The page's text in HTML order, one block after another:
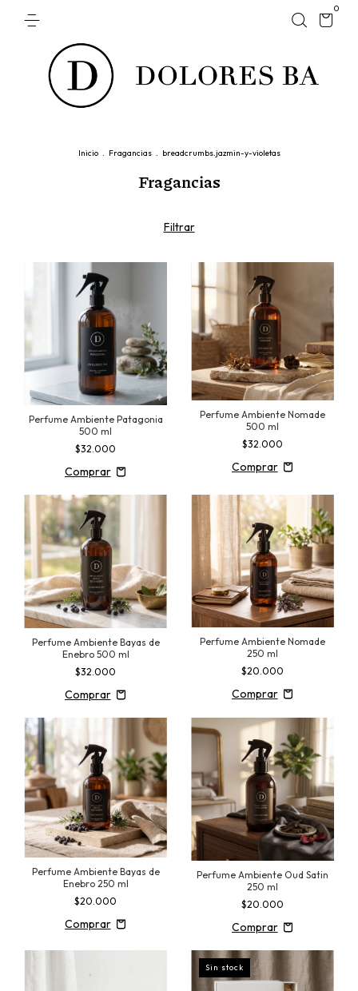
0
Inicio . Fragancias . breadcrumbs.jazmin-y-violetas
Fragancias
Filtrar
Perfume Ambiente Patagonia
500 ml
$32.000
Perfume Ambiente Nomade
500 ml
$32.000
Perfume Ambiente Bayas de
Enebro 500 ml
$32.000
Perfume Ambiente Nomade
250 ml
$20.000
Perfume Ambiente Bayas de
Enebro 250 ml
$20.000
Perfume Ambiente Oud Satin
250 ml
$20.000
Sin stock